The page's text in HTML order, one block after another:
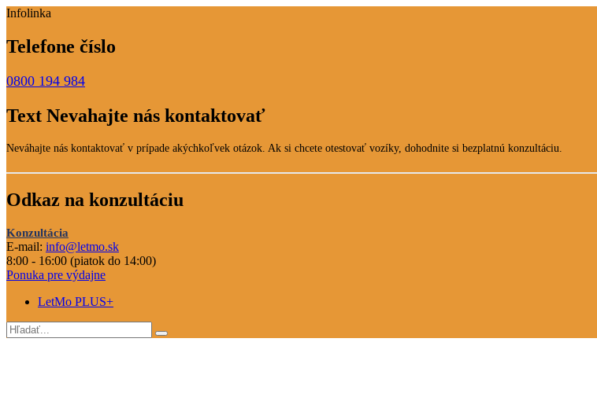
Infolinka
Telefone číslo
0800 194 984
Text Nevahajte nás kontaktovať
Neváhajte nás kontaktovať v prípade akýchkoľvek otázok. Ak si chcete otestovať vozíky, dohodnite si bezplatnú konzultáciu.
Odkaz na konzultáciu
Konzultácia
E-mail: info@letmo.sk
8:00 - 16:00 (piatok do 14:00)
Ponuka pre výdajne
LetMo PLUS+